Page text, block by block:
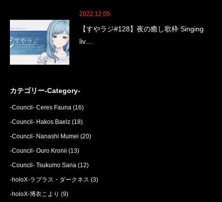
2022.12.05
【すやラジ#128】夜の癒し歌枠 Singing
liv…
カテゴリー-Category-
-Council- Ceres Fauna (16)
-Council- Hakos Baelz (18)
-Council- Nanashi Mumei (20)
-Council- Ouro Kronii (13)
-Council- Tsukumo Sana (12)
-holoX-ラプラス・ダークネス (3)
-holoX-博衣こより (9)